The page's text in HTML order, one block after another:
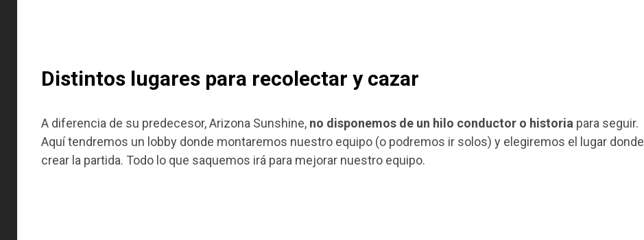
Distintos lugares para recolectar y cazar
A diferencia de su predecesor, Arizona Sunshine, no disponemos de un hilo conductor o historia para seguir.
Aquí tendremos un lobby donde montaremos nuestro equipo (o podremos ir solos) y elegiremos el lugar donde
crear la partida. Todo lo que saquemos irá para mejorar nuestro equipo.